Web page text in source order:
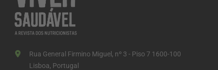
Rua General Firmino Miguel, nº 3 - Piso 7 1600-100
Lisboa, Portugal